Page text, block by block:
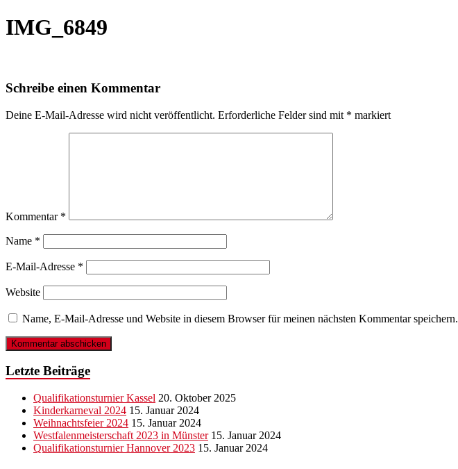
IMG_6849
Schreibe einen Kommentar
Deine E-Mail-Adresse wird nicht veröffentlicht. Erforderliche Felder sind mit * markiert
Kommentar *
Name *
E-Mail-Adresse *
Website
Name, E-Mail-Adresse und Website in diesem Browser für meinen nächsten Kommentar speichern.
Letzte Beiträge
Qualifikationsturnier Kassel 20. Oktober 2025
Kinderkarneval 2024 15. Januar 2024
Weihnachtsfeier 2024 15. Januar 2024
Westfalenmeisterschaft 2023 in Münster 15. Januar 2024
Qualifikationsturnier Hannover 2023 15. Januar 2024